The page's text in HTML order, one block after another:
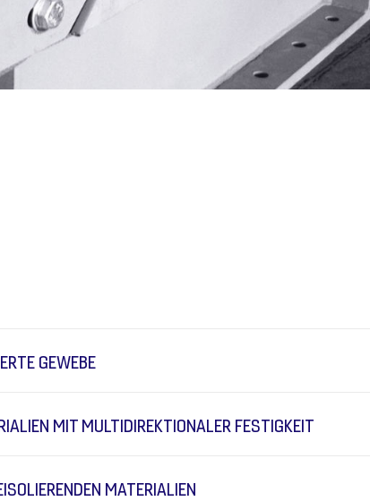
GEWEBE
MIT MULTIDIREKTIONALER FESTIGKEIT
MATERIALIEN